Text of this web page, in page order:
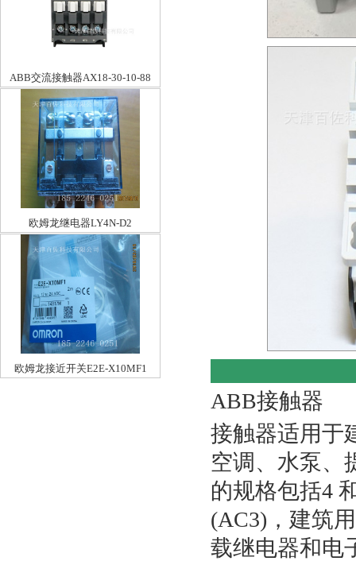
ABB交流接触器AX18-30-10-88
欧姆龙继电器LY4N-D2
欧姆龙接近开关E2E-X10MF1
ABB接触器
接触器适用于
空调、水泵、
的规格包括4
(AC3)，建筑
载继电器和电